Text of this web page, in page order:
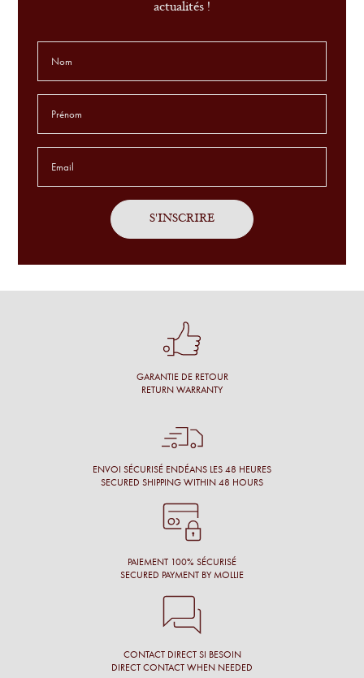
le conseil, le service et très belle sélection de modèles
Leonor P.
L'aide du choix des lunettes est extraordinaire. Jamais connu
ça avant. je suis COMBLÉ !
Service sur mesure, avec patience sur des montures
un grand choix et fait des commentaires pertinents.
Une cliente
Conseil personnalisé et surtout une proposition de montures
de l’opticien et beaucoup de conscience professionnelle.
Conseil, large choix de montures, originalité des montures.
actualités !
GARANTIE DE RETOUR
RETURN WARRANTY
ENVOI SÉCURISÉ ENDÉANS LES 48 HEURES
SECURED SHIPPING WITHIN 48 HOURS
PAIEMENT 100% SÉCURISÉ
SECURED PAYMENT BY MOLLIE
CONTACT DIRECT SI BESOIN
DIRECT CONTACT WHEN NEEDED